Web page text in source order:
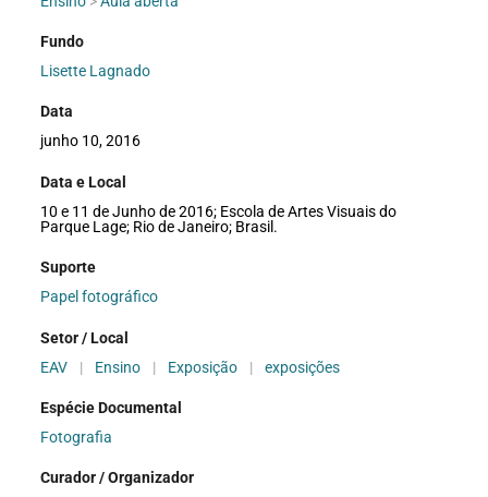
Fundo
Lisette Lagnado
Data
junho 10, 2016
Data e Local
10 e 11 de Junho de 2016; Escola de Artes Visuais do
Parque Lage; Rio de Janeiro; Brasil.
Suporte
Papel fotográfico
Setor / Local
EAV
| Ensino | Exposição | exposições
Espécie Documental
Fotografia
Curador / Organizador